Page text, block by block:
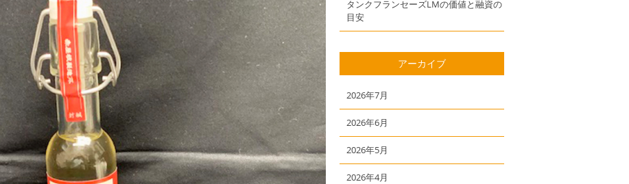
タンクフランセーズLMの価値と融資の
目安
アーカイブ
2026年7月
2026年6月
2026年5月
2026年4月